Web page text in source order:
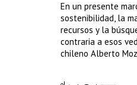
En un presente
sostenibilidad, la
recursos y la
contraria a esos
chileno Alberto